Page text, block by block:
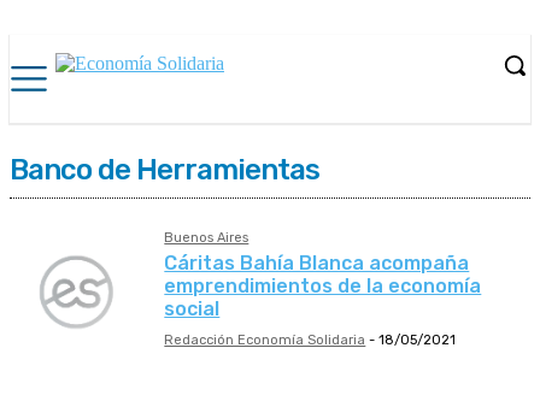
Banco de Herramientas
Buenos Aires
Cáritas Bahía Blanca acompaña
emprendimientos de la economía
social
Redacción Economía Solidaria - 18/05/2021